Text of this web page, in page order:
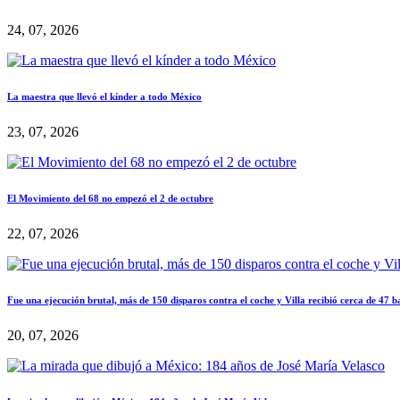
24, 07, 2026
La maestra que llevó el kínder a todo México
23, 07, 2026
El Movimiento del 68 no empezó el 2 de octubre
22, 07, 2026
Fue una ejecución brutal, más de 150 disparos contra el coche y Villa recibió cerca de 47
20, 07, 2026